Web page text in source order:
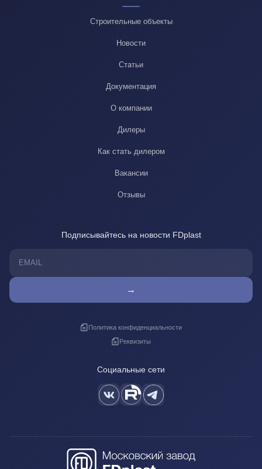
Строительные объекты
Новости
Статьи
Документация
О компании
Дилеры
Как стать дилером
Вакансии
Отзывы
Подписывайтесь на новости FDplast
→
Политика конфиденциальности
Реквизиты
Социальные сети